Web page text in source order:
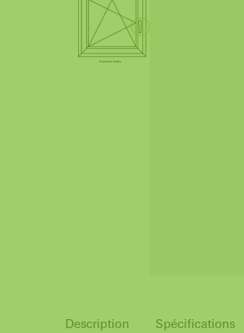
Description Spécifications